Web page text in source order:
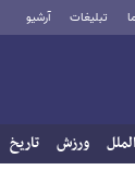
تبلیغات آرشیو
ورزش تاریخ